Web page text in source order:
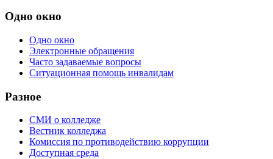
Одно окно
Одно окно
Электронные обращения
Часто задаваемые вопросы
Ситуационная помощь инвалидам
Разное
СМИ о колледже
Вестник колледжа
Комиссия по противодействию коррупции
Доступная среда